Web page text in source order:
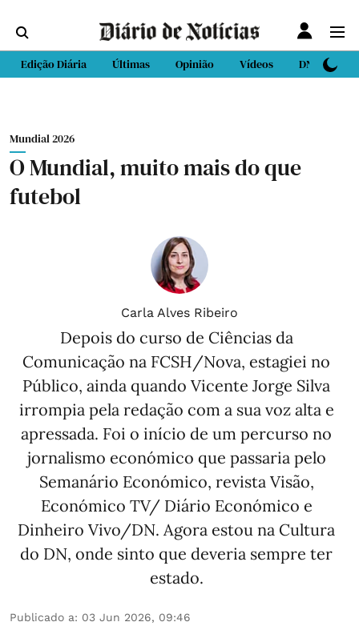
Edição Diária Últimas Opinião Vídeos DN Sport
Mundial 2026
O Mundial, muito mais do que
futebol
Carla Alves Ribeiro
Depois do curso de Ciências da
Comunicação na FCSH/Nova, estagiei no
Público, ainda quando Vicente Jorge Silva
irrompia pela redação com a sua voz alta e
apressada. Foi o início de um percurso no
jornalismo económico que passaria pelo
Semanário Económico, revista Visão,
Económico TV/ Diário Económico e
Dinheiro Vivo/DN. Agora estou na Cultura
do DN, onde sinto que deveria sempre ter
estado.
Publicado a: 03 Jun 2026, 09:46